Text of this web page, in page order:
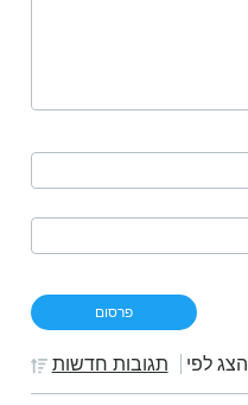
הצג לפי תגובות חדשות